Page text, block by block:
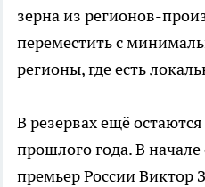
зерна из регионов-
переместить с
регионы, где есть
В резервах ещё
прошлого года. В
премьер России Виктор